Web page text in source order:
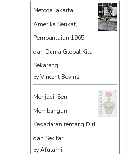
Metode Jakarta:
Amerika Serikat,
Pembantaian 1965,
dan Dunia Global Kita
Sekarang
by Vincent Bevins
Menjadi: Seni
Membangun
Kesadaran tentang Diri
dan Sekitar
by Afutami